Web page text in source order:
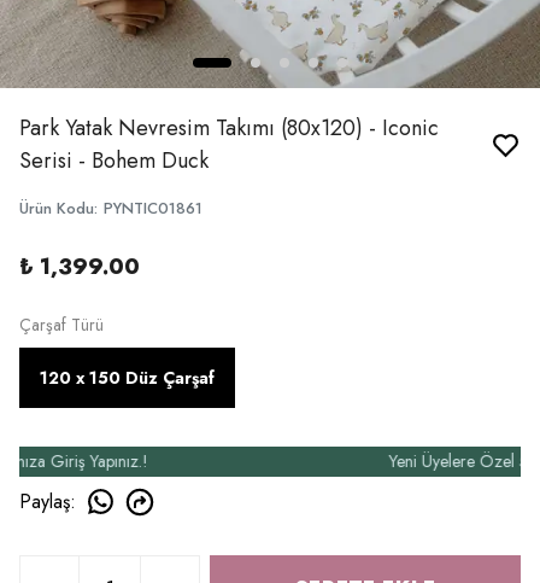
Park Yatak Nevresim Takımı (80x120) - Iconic
Serisi - Bohem Duck
Ürün Kodu: PYNTIC01861
₺ 1,399.00
Çarşaf Türü
120 x 150 Düz Çarşaf
Giriş Yapınız.! Yeni Üyelere Özel 50₺
Paylaş: